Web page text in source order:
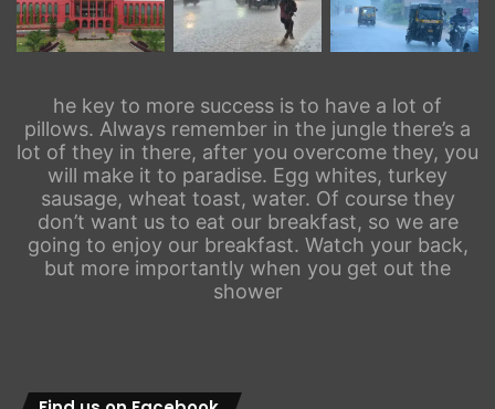
he key to more success is to have a lot of
pillows. Always remember in the jungle there’s a
lot of they in there, after you overcome they, you
will make it to paradise. Egg whites, turkey
sausage, wheat toast, water. Of course they
don’t want us to eat our breakfast, so we are
going to enjoy our breakfast. Watch your back,
but more importantly when you get out the
shower